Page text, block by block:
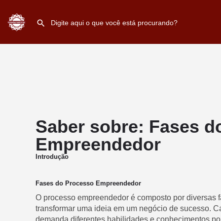
Saber sobre: Fases
Empreendedor
Introdução
Fases do Processo Empreendedor
O processo empreendedor é composto por
transformar uma ideia em um negócio de sucesso.
demanda diferentes habilidades e conhecimentos